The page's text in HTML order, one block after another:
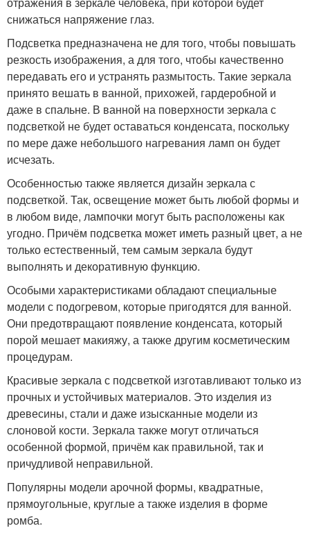
снижаться напряжение глаз.
Подсветка предназначена не для того, чтобы повышать
резкость изображения, а для того, чтобы качественно
передавать его и устранять размытость. Такие зеркала
принято вешать в ванной, прихожей, гардеробной и
даже в спальне. В ванной на поверхности зеркала с
подсветкой не будет оставаться конденсата, поскольку
по мере даже небольшого нагревания ламп он будет
исчезать.
Особенностью также является дизайн зеркала с
подсветкой. Так, освещение может быть любой формы и
в любом виде, лампочки могут быть расположены как
угодно. Причём подсветка может иметь разный цвет, а не
только естественный, тем самым зеркала будут
выполнять и декоративную функцию.
Особыми характеристиками обладают специальные
модели с подогревом, которые пригодятся для ванной.
Они предотвращают появление конденсата, который
порой мешает макияжу, а также другим косметическим
процедурам.
Красивые зеркала с подсветкой изготавливают только из
прочных и устойчивых материалов. Это изделия из
древесины, стали и даже изысканные модели из
слоновой кости. Зеркала также могут отличаться
особенной формой, причём как правильной, так и
причудливой неправильной.
Популярны модели арочной формы, квадратные,
прямоугольные, круглые а также изделия в форме
ромба.